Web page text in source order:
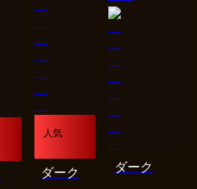
人気
ダーク ダーク